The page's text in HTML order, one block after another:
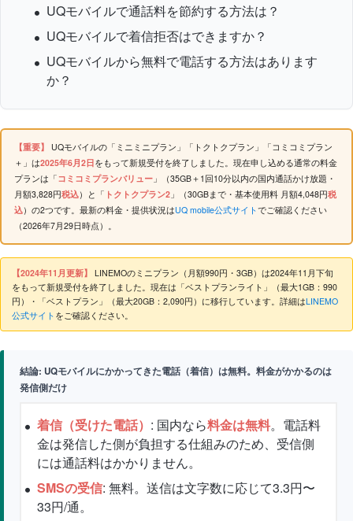
UQモバイルで通話料を節約する方法は？
UQモバイルで着信拒否はできますか？
UQモバイルから無料で電話する方法はあります
か？
【重要】 UQモバイルの「ミニミニプラン」「トクトクプラン」「コミコミプラン
＋」は2025年6月2日をもって新規受付を終了しました。現在申し込める通常の料金
プランは「コミコミプランバリュー 」（35GB＋1回10分以内の国内通話かけ放題・
月額3,828円税込）と「 トクトクプラン2 」（30GBまで・基本使用料 月額4,048円税
込）の2つです。最新の料金・提供状況はUQ mobile公式サイトでご確認ください
（2026年7月29日時点）。
【2024年11月更新】 LINEMOのミニプラン（月額990円・3GB）は2024年11月下旬
をもって新規受付を終了しました。現在は「ベストプランライト」（最大1GB：990
円）・「ベストプラン」（最大20GB：2,090円）に移行しています。詳細はLINEMO
公式サイト をご確認ください。
結論: UQモバイルにかかってきた電話（着信）は無料。料金がかかるのは
発信側だけ
着信（受けた電話） : 国内なら料金は無料。電話料
金は発信した側が負担する仕組みのため、受信側
には通話料はかかりません。
SMSの受信: 無料。送信は文字数に応じて3.3円〜
33円/通。